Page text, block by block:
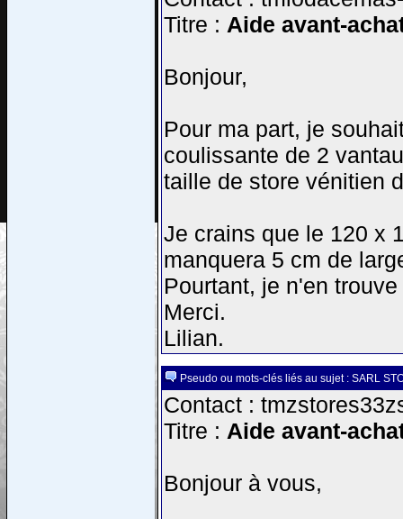
Titre : Aide avant-
Bonjour,
Pour ma part, je
coulissante de 2
taille de store vénitien
Je crains que le 120 x
manquera 5 cm de
Pourtant, je n'en
Merci.
Lilian.
Pseudo ou mots-clés liés au sujet : SARL
Contact :
Titre : Aide avant-
Bonjour à vous,